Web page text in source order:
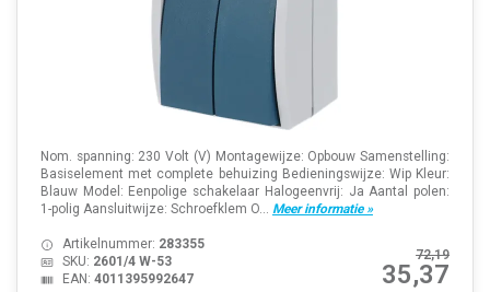
Nom. spanning: 230 Volt (V) Montagewijze: Opbouw Samenstelling:
Basiselement met complete behuizing Bedieningswijze: Wip Kleur:
Blauw Model: Eenpolige schakelaar Halogeenvrij: Ja Aantal polen:
1-polig Aansluitwijze: Schroefklem O... Meer informatie »
72,19
35,37
Artikelnummer: 283355
SKU: 2601/4 W-53
EAN: 4011395992647